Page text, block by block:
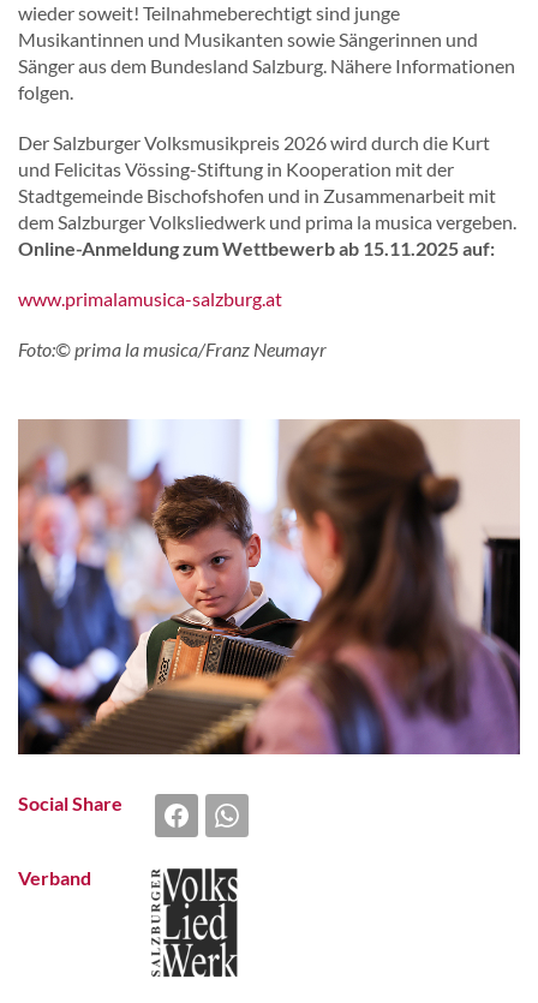
wieder soweit! Teilnahmeberechtigt sind junge
Musikantinnen und Musikanten sowie Sängerinnen und
Sänger aus dem Bundesland Salzburg. Nähere Informationen
folgen.
Der Salzburger Volksmusikpreis 2026 wird durch die Kurt
und Felicitas Vössing-Stiftung in Kooperation mit der
Stadtgemeinde Bischofshofen und in Zusammenarbeit mit
dem Salzburger Volksliedwerk und prima la musica vergeben.
Online-Anmeldung zum Wettbewerb ab 15.11.2025 auf:
www.primalamusica-salzburg.at
Foto:© prima la musica/Franz Neumayr
Social Share
Verband